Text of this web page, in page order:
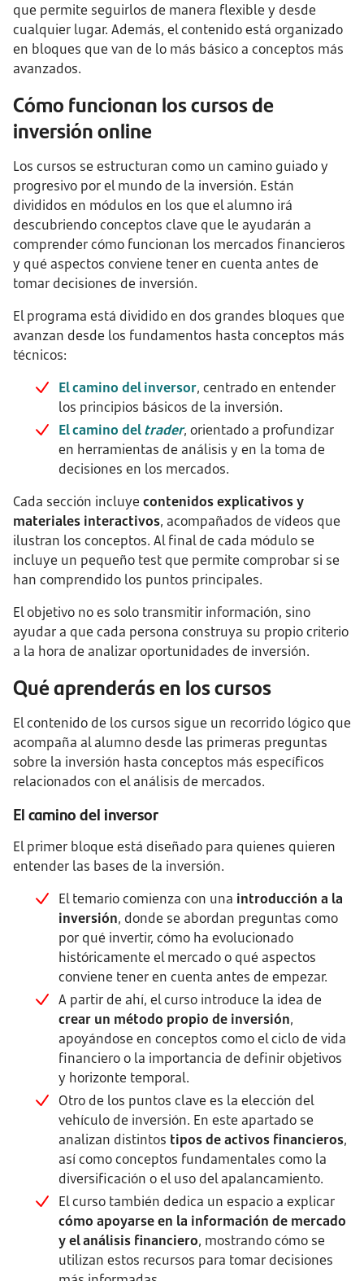
que permite seguirlos de manera flexible y desde
cualquier lugar. Además, el contenido está organizado
en bloques que van de lo más básico a conceptos más
avanzados.
Cómo funcionan los cursos de
inversión online
Los cursos se estructuran como un camino guiado y
progresivo por el mundo de la inversión. Están
divididos en módulos en los que el alumno irá
descubriendo conceptos clave que le ayudarán a
comprender cómo funcionan los mercados financieros
y qué aspectos conviene tener en cuenta antes de
tomar decisiones de inversión.
El programa está dividido en dos grandes bloques que
avanzan desde los fundamentos hasta conceptos más
técnicos:
El camino del inversor, centrado en entender
los principios básicos de la inversión.
El camino deltrader, orientado a profundizar
en herramientas de análisis y en la toma de
decisiones en los mercados.
Cada sección incluye contenidos explicativos y
materiales interactivos, acompañados de vídeos que
ilustran los conceptos. Al final de cada módulo se
incluye un pequeño test que permite comprobar si se
han comprendido los puntos principales.
El objetivo no es solo transmitir información, sino
ayudar a que cada persona construya su propio criterio
a la hora de analizar oportunidades de inversión.
Qué aprenderás en los cursos
El contenido de los cursos sigue un recorrido lógico que
acompaña al alumno desde las primeras preguntas
sobre la inversión hasta conceptos más específicos
relacionados con el análisis de mercados.
El camino del inversor
El primer bloque está diseñado para quienes quieren
entender las bases de la inversión.
El temario comienza con una introducción a la
inversión, donde se abordan preguntas como
por qué invertir, cómo ha evolucionado
históricamente el mercado o qué aspectos
conviene tener en cuenta antes de empezar.
A partir de ahí, el curso introduce la idea de
crear un método propio de inversión,
apoyándose en conceptos como el ciclo de vida
financiero o la importancia de definir objetivos
y horizonte temporal.
Otro de los puntos clave es la elección del
vehículo de inversión. En este apartado se
analizan distintos tipos de activos financieros,
así como conceptos fundamentales como la
diversificación o el uso del apalancamiento.
El curso también dedica un espacio a explicar
cómo apoyarse en la información de mercado
y el análisis financiero, mostrando cómo se
utilizan estos recursos para tomar decisiones